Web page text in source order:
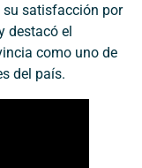
su satisfacción por
destacó el
como uno de
del país.